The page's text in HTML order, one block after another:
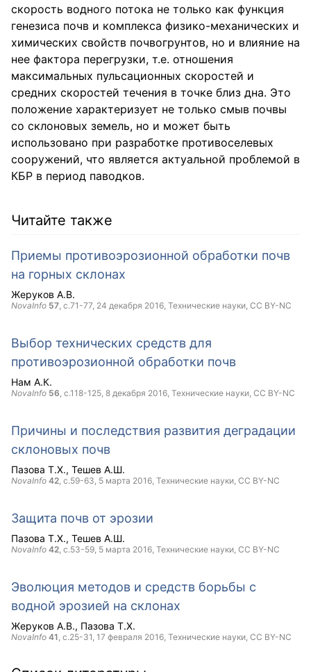
скорость водного потока не только как функция
генезиса почв и комплекса физико-механических и
химических свойств почвогрунтов, но и влияние на
нее фактора перегрузки, т.е. отношения
максимальных пульсационных скоростей и
средних скоростей течения в точке близ дна. Это
положение характеризует не только смыв почвы
со склоновых земель, но и может быть
использовано при разработке противоселевых
сооружений, что является актуальной проблемой в
КБР в период паводков.
Читайте также
Приемы противоэрозионной обработки почв
на горных склонах
Жеруков А.В.
NovaInfo 57 , с.71-77, 24 декабря 2016 , Технические науки, CC BY-NC
Выбор технических средств для
противоэрозионной обработки почв
Нам А.К.
NovaInfo 56 , с.118-125, 8 декабря 2016 , Технические науки, CC BY-NC
Причины и последствия развития деградации
склоновых почв
Пазова Т.Х. Тешев А.Ш.
NovaInfo 42 , с.59-63, 5 марта 2016 , Технические науки, CC BY-NC
Защита почв от эрозии
Пазова Т.Х. Тешев А.Ш.
NovaInfo 42 , с.53-59, 5 марта 2016 , Технические науки, CC BY-NC
Эволюция методов и средств борьбы с
водной эрозией на склонах
Жеруков А.В. Пазова Т.Х.
NovaInfo 41 , с.25-31, 17 февраля 2016 , Технические науки, CC BY-NC